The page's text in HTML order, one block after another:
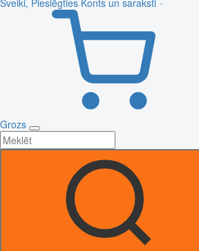
Sveiki, Pieslēgties Konts un saraksti
Grozs